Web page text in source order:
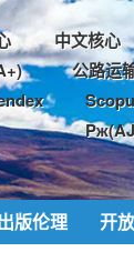
中文核心
公路运
版伦理 开